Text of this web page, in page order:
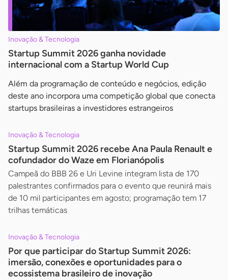
Inovação & Tecnologia
Startup Summit 2026 ganha novidade
internacional com a Startup World Cup
Além da programação de conteúdo e negócios, edição
deste ano incorpora uma competição global que conecta
startups brasileiras a investidores estrangeiros
Inovação & Tecnologia
Startup Summit 2026 recebe Ana Paula Renault e
cofundador do Waze em Florianópolis
Campeã do BBB 26 e Uri Levine integram lista de 170
palestrantes confirmados para o evento que reunirá mais
de 10 mil participantes em agosto; programação tem 17
trilhas temáticas
Inovação & Tecnologia
Por que participar do Startup Summit 2026:
imersão, conexões e oportunidades para o
ecossistema brasileiro de inovação